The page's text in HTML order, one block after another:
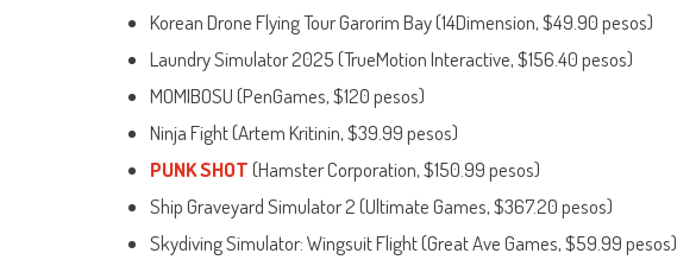
Korean Drone Flying Tour Garorim Bay (14Dimension, $49.90 pesos)
Laundry Simulator 2025 (TrueMotion Interactive, $156.40 pesos)
MOMIBOSU (PenGames, $120 pesos)
Ninja Fight (Artem Kritinin, $39.99 pesos)
PUNK SHOT(Hamster Corporation, $150.99 pesos)
Ship Graveyard Simulator 2 (Ultimate Games, $367.20 pesos)
Skydiving Simulator: Wingsuit Flight (Great Ave Games, $59.99 pesos)